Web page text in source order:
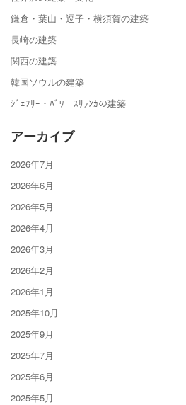
鎌倉・葉山・逗子・横須賀の建築
長崎の建築
関西の建築
韓国ソウルの建築
ｼﾞｪﾌﾘｰ・ﾊﾞﾜ ｽﾘﾗﾝｶの建築
アーカイブ
2026年7月
2026年6月
2026年5月
2026年4月
2026年3月
2026年2月
2026年1月
2025年10月
2025年9月
2025年7月
2025年6月
2025年5月